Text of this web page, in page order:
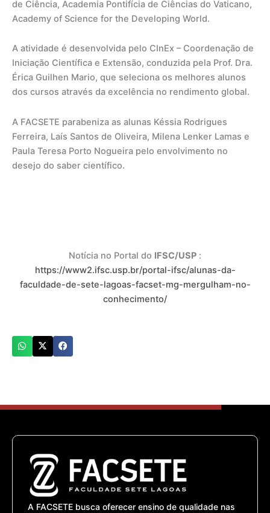
de Ciência, Academia Pontifícia de Ciências do Vaticano,
Academy of Science for the Developing World.
A atividade é desenvolvida pelo CInEx – Coordenação de
Iniciação Científica e Extensão, conduzida pela Prof. Dra.
Érica Guilhen Mario, que seleciona os melhores alunos
dos cursos através da excelência no rendimento global.
A FACSETE parabeniza as alunas Késsia Rodrigues
Ferreira, Laís Santos de Oliveira, Milena Lenker Lamas e
Paula Teresa Porto Nogueira pelo envolvimento no
desejo do saber científico.
Notícia no Portal do IFSC/USP :
https://www2.ifsc.usp.br/portal-ifsc/alunas-da-
faculdade-de-sete-lagoas-facset-mg-mergulham-no-
conhecimento/
A FACSETE busca oferecer ensino de qualidade nas